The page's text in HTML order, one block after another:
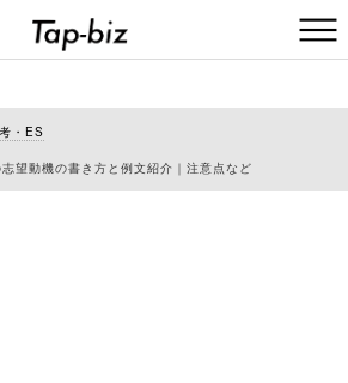
・ES
志望動機の書き方と例文紹介｜注意点など